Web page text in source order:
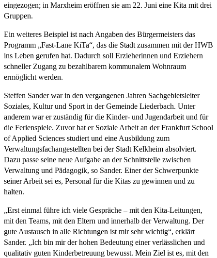
eingezogen; in Marxheim eröffnen sie am 22. Juni eine Kita mit drei
Gruppen.
Ein weiteres Beispiel ist nach Angaben des Bürgermeisters das
Programm „Fast-Lane KiTa“, das die Stadt zusammen mit der HWB
ins Leben gerufen hat. Dadurch soll Erzieherinnen und Erziehern
schneller Zugang zu bezahlbarem kommunalem Wohnraum
ermöglicht werden.
Steffen Sander war in den vergangenen Jahren Sachgebietsleiter
Soziales, Kultur und Sport in der Gemeinde Liederbach. Unter
anderem war er zuständig für die Kinder- und Jugendarbeit und für
die Ferienspiele. Zuvor hat er Soziale Arbeit an der Frankfurt School
of Applied Sciences studiert und eine Ausbildung zum
Verwaltungsfachangestellten bei der Stadt Kelkheim absolviert.
Dazu passe seine neue Aufgabe an der Schnittstelle zwischen
Verwaltung und Pädagogik, so Sander. Einer der Schwerpunkte
seiner Arbeit sei es, Personal für die Kitas zu gewinnen und zu
halten.
„Erst einmal führe ich viele Gespräche – mit den Kita-Leitungen,
mit den Teams, mit den Eltern und innerhalb der Verwaltung. Der
gute Austausch in alle Richtungen ist mir sehr wichtig“, erklärt
Sander. „Ich bin mir der hohen Bedeutung einer verlässlichen und
qualitativ guten Kinderbetreuung bewusst. Mein Ziel ist es, mit den